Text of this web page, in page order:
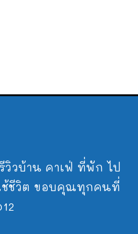
วิวบ้าน คาเฟ่ ที่พัก ไป
ช้ชีวิต ขอบคุณทุกคนที่